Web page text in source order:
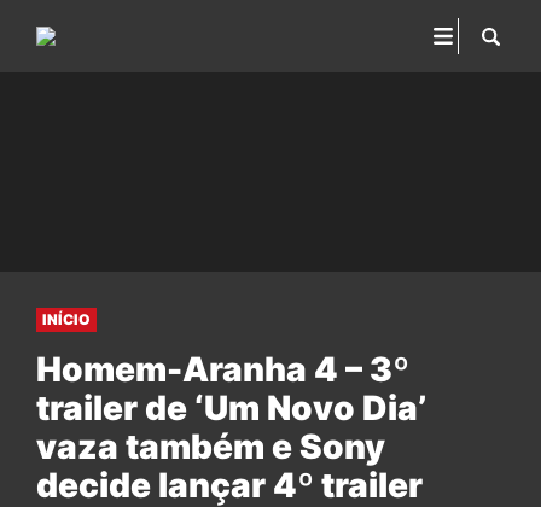
INÍCIO
Homem-Aranha 4 – 3º
trailer de ‘Um Novo Dia’
vaza também e Sony
decide lançar 4º trailer